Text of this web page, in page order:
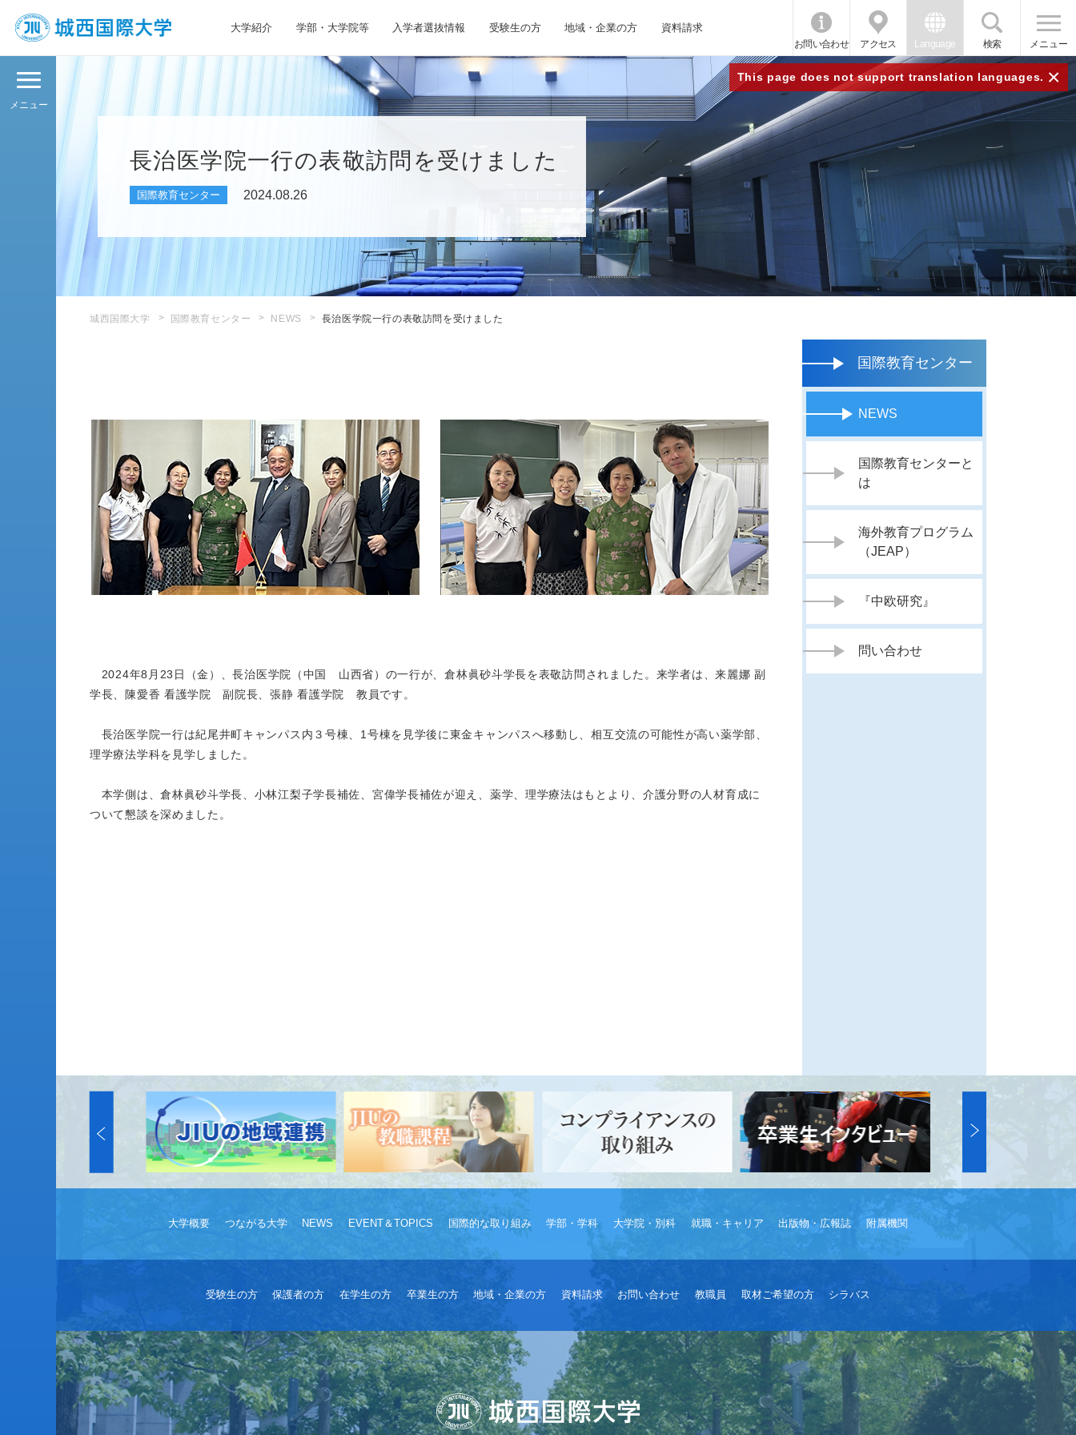
大学紹介 学部・大学院等 入学者選抜情報 受験生の方 地域・企業の方 資料請求
お問い合わせ アクセス Language 検索 メニュー
This page does not support translation languages. ×
メニュー
長治医学院一行の表敬訪問を受けました
国際教育センター 2024.08.26
城西国際大学 国際教育センター NEWS 長治医学院一行の表敬訪問を受けました
2024年8月23日（金）、長治医学院（中国 山西省）の一行が、倉林眞砂斗学長を表敬訪問されました。来学者は、来麗娜 副
学長、陳愛香 看護学院 副院長、張静 看護学院 教員です。
長治医学院一行は紀尾井町キャンパス内３号棟、1号棟を見学後に東金キャンパスへ移動し、相互交流の可能性が高い薬学部、
理学療法学科を見学しました。
本学側は、倉林眞砂斗学長、小林江梨子学長補佐、宮偉学長補佐が迎え、薬学、理学療法はもとより、介護分野の人材育成に
ついて懇談を深めました。
国際教育センター
NEWS
国際教育センターと
は
海外教育プログラム
（JEAP）
『中欧研究』
問い合わせ
大学概要 つながる大学 NEWS EVENT＆TOPICS 国際的な取り組み 学部・学科 大学院・別科 就職・キャリア 出版物・広報誌 附属機関
受験生の方 保護者の方 在学生の方 卒業生の方 地域・企業の方 資料請求 お問い合わせ 教職員 取材ご希望の方 シラバス